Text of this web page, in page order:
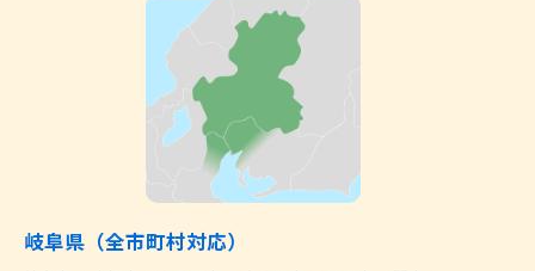
岐阜県（全市町村対応）